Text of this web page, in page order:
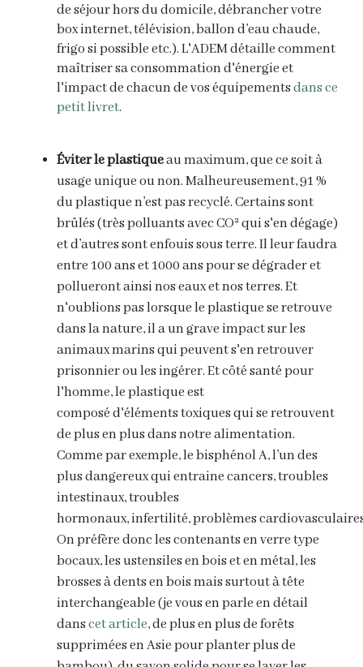
de séjour hors du domicile, débrancher votre
box internet, télévision, ballon d’eau chaude,
frigo si possible etc.). L'ADEM détaille comment
maîtriser sa consommation d'énergie et
l'impact de chacun de vos équipementsdans ce
petit livret.
Éviterle plastiqueau maximum, que ce soit à
usage unique ou non. Malheureusement, 91 %
du plastique n’est pas recyclé. Certains sont
brûlés (très polluants avec CO² qui s'en dégage)
et d’autres sont enfouis sous terre. Il leur faudra
entre 100 ans et 1000 ans pour se dégrader et
pollueront ainsi nos eaux et nos terres. Et
n'oublions pas lorsque le plastique se retrouve
dans la nature, il a un grave impact sur les
animaux marins qui peuvent s'en retrouver
prisonnier ou les ingérer. Et côté santé pour
l'homme, le plastique est
composé d'éléments toxiques qui se retrouvent
de plus en plus dans notre alimentation.
Comme par exemple, le bisphénol A, l’un des
plus dangereux qui entraine cancers, troubles
intestinaux, troubles
hormonaux, infertilité, problèmes
On préfère donc les contenants en verre type
bocaux, les ustensiles en bois et en métal, les
brosses à dents en bois mais surtout à tête
interchangeable (je vous en parle en détail
danscet article, de plus en plus de forêts
supprimées en Asie pour planter plus de